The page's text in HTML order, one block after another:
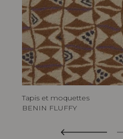
Tapis et moquettes
BENIN FLUFFY